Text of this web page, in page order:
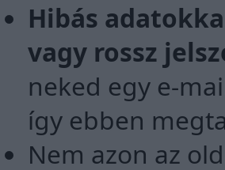
Hibás
vagy rossz
neked egy e-
így ebben
Nem azon az